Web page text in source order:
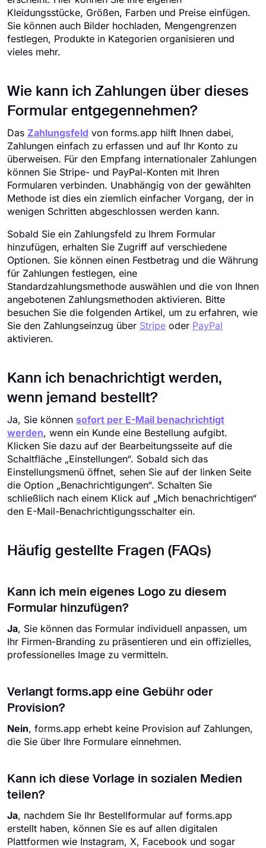
Kleidungsstücke, Größen, Farben und Preise einfügen.
Sie können auch Bilder hochladen, Mengengrenzen
festlegen, Produkte in Kategorien organisieren und
vieles mehr.
Wie kann ich Zahlungen über dieses
Formular entgegennehmen?
Das Zahlungsfeld von forms.app hilft Ihnen dabei,
Zahlungen einfach zu erfassen und auf Ihr Konto zu
überweisen. Für den Empfang internationaler Zahlungen
können Sie Stripe- und PayPal-Konten mit Ihren
Formularen verbinden. Unabhängig von der gewählten
Methode ist dies ein ziemlich einfacher Vorgang, der in
wenigen Schritten abgeschlossen werden kann.
Sobald Sie ein Zahlungsfeld zu Ihrem Formular
hinzufügen, erhalten Sie Zugriff auf verschiedene
Optionen. Sie können einen Festbetrag und die Währung
für Zahlungen festlegen, eine
Standardzahlungsmethode auswählen und die von Ihnen
angebotenen Zahlungsmethoden aktivieren. Bitte
besuchen Sie die folgenden Artikel, um zu erfahren, wie
Sie den Zahlungseinzug über Stripe oder PayPal
aktivieren.
Kann ich benachrichtigt werden,
wenn jemand bestellt?
Ja, Sie können sofort per E-Mail benachrichtigt
werden, wenn ein Kunde eine Bestellung aufgibt.
Klicken Sie dazu auf der Bearbeitungsseite auf die
Schaltfläche „Einstellungen“. Sobald sich das
Einstellungsmenü öffnet, sehen Sie auf der linken Seite
die Option „Benachrichtigungen“. Schalten Sie
schließlich nach einem Klick auf „Mich benachrichtigen“
den E-Mail-Benachrichtigungsschalter ein.
Häufig gestellte Fragen (FAQs)
Kann ich mein eigenes Logo zu diesem
Formular hinzufügen?
Ja, Sie können das Formular individuell anpassen, um
Ihr Firmen-Branding zu präsentieren und ein offizielles,
professionelles Image zu vermitteln.
Verlangt forms.app eine Gebühr oder
Provision?
Nein, forms.app erhebt keine Provision auf Zahlungen,
die Sie über Ihre Formulare einnehmen.
Kann ich diese Vorlage in sozialen Medien
teilen?
Ja, nachdem Sie Ihr Bestellformular auf forms.app
erstellt haben, können Sie es auf allen digitalen
Plattformen wie Instagram, X, Facebook und sogar